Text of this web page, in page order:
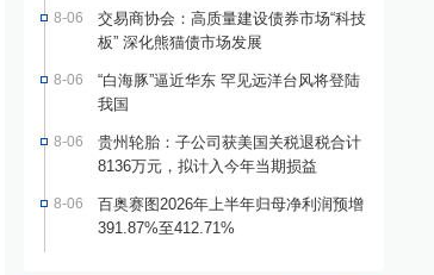
8-06
交易商协会：高质量建设债券市场“科技
板” 深化熊猫债市场发展
8-06
“白海豚”逼近华东 罕见远洋台风将登陆
我国
8-06
贵州轮胎：子公司获美国关税退税合计
8136万元，拟计入今年当期损益
8-06
百奥赛图2026年上半年归母净利润预增
391.87%至412.71%